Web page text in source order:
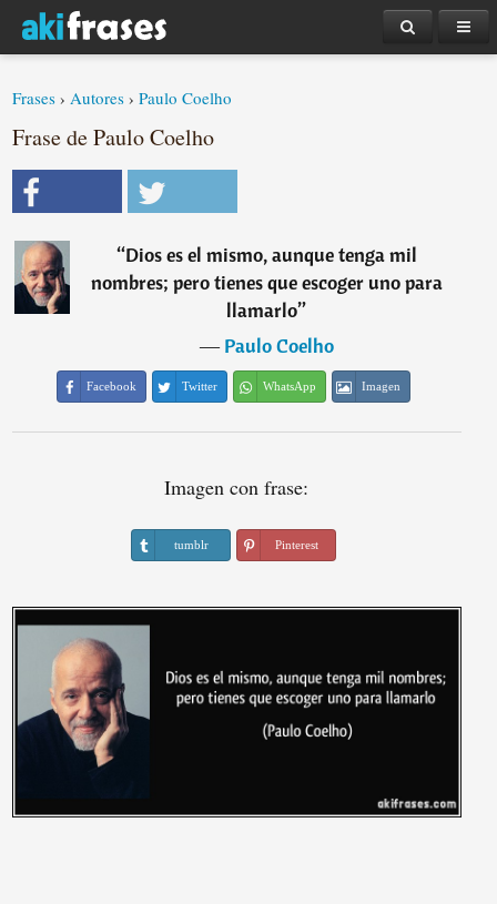
Frases ›Autores ›Paulo Coelho
Frase de Paulo Coelho
“Dios es el mismo, aunque tenga mil
nombres; pero tienes que escoger uno para
llamarlo”
―Paulo Coelho
Facebook Twitter WhatsApp Imagen
Imagen con frase:
tumblr Pinterest